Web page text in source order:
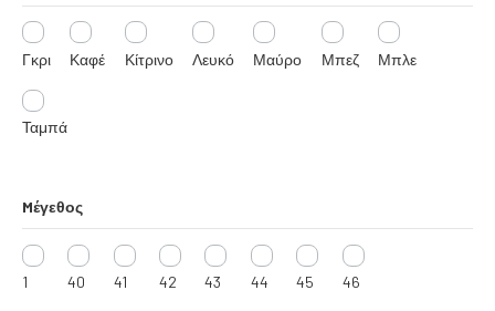
Γκρι Καφέ Κίτρινο Λευκό Μαύρο Μπεζ Μπλε
Ταμπά
Mέγεθος
1 40 41 42 43 44 45 46